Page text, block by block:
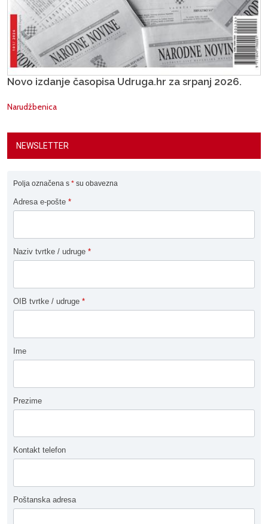
Novo izdanje časopisa Udruga.hr za srpanj 2026.
Narudžbenica
NEWSLETTER
Polja označena s * su obavezna
Adresa e-pošte *
Naziv tvrtke / udruge *
OIB tvrtke / udruge *
Ime
Prezime
Kontakt telefon
Poštanska adresa